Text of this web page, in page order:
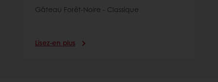
Gâteau Forêt-Noire - Classique
Lisez-en plus